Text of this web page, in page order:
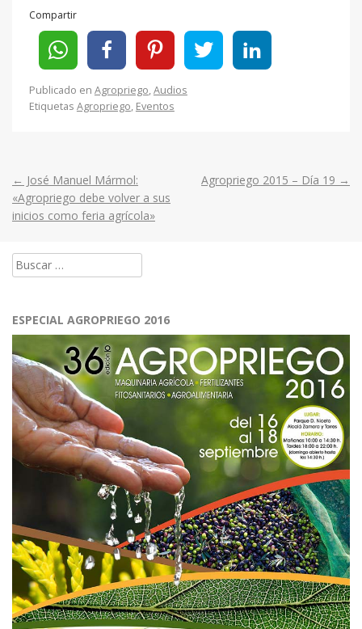
Compartir
Publicado en Agropriego,Audios
Etiquetas Agropriego, Eventos
Post
navigation
← José Manuel Mármol:
«Agropriego debe volver a sus
inicios como feria agrícola»
Agropriego 2015 – Día 19 →
Buscar:
ESPECIAL AGROPRIEGO 2016